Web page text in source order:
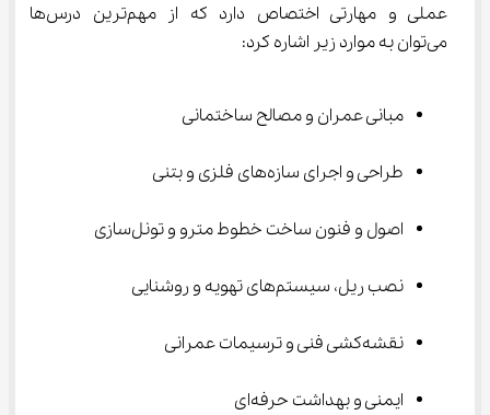
عملی و مهارتی اختصاص دارد که از مهم‌ترین درس‌ها
می‌توان به موارد زیر اشاره کرد:
مبانی عمران و مصالح ساختمانی
طراحی و اجرای سازه‌های فلزی و بتنی
اصول و فنون ساخت خطوط مترو و تونل‌سازی
نصب ریل، سیستم‌های تهویه و روشنایی
نقشه‌کشی فنی و ترسیمات عمرانی
ایمنی و بهداشت حرفه‌ای